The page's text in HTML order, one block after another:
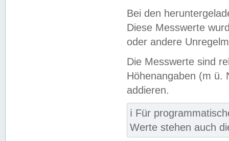
Bei den
Diese Messwerte
oder andere
Die Messwerte sind
Höhenangaben (m ü.
addieren.
ℹ️ Für
Werte stehen auch